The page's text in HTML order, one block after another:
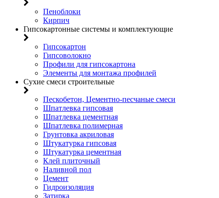
Пеноблоки
Кирпич
Гипсокартонные системы и комплектующие
Гипсокартон
Гипсоволокно
Профили для гипсокартона
Элементы для монтажа профилей
Сухие смеси строительные
Пескобетон, Цементно-песчаные смеси
Шпатлевка гипсовая
Шпатлевка цементная
Шпатлевка полимерная
Грунтовка акриловая
Штукатурка гипсовая
Штукатурка цементная
Клей плиточный
Наливной пол
Цемент
Гидроизоляция
Затирка